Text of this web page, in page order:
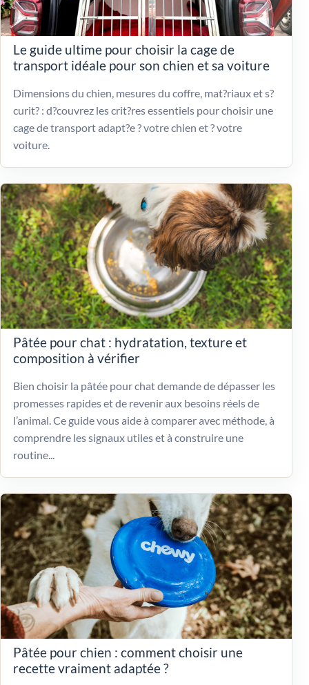
Le guide ultime pour choisir la cage de
transport idéale pour son chien et sa voiture
Dimensions du chien, mesures du coffre, mat?riaux et s?
curit? : d?couvrez les crit?res essentiels pour choisir une
cage de transport adapt?e ? votre chien et ? votre
voiture.
Pâtée pour chat : hydratation, texture et
composition à vérifier
Bien choisir la pâtée pour chat demande de dépasser les
promesses rapides et de revenir aux besoins réels de
l’animal. Ce guide vous aide à comparer avec méthode, à
comprendre les signaux utiles et à construire une
routine...
Pâtée pour chien : comment choisir une
recette vraiment adaptée ?